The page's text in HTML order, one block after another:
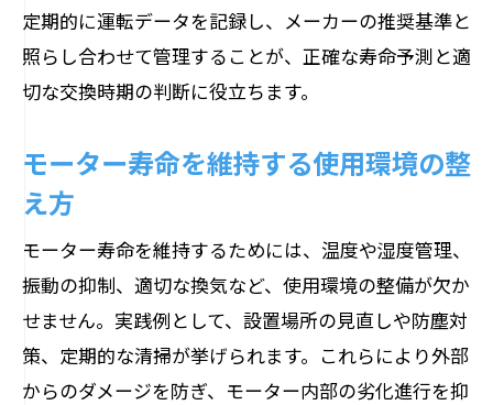
定期的に運転データを記録し、メーカーの推奨基準と
照らし合わせて管理することが、正確な寿命予測と適
切な交換時期の判断に役立ちます。
モーター寿命を維持する使用環境の整
え方
モーター寿命を維持するためには、温度や湿度管理、
振動の抑制、適切な換気など、使用環境の整備が欠か
せません。実践例として、設置場所の見直しや防塵対
策、定期的な清掃が挙げられます。これらにより外部
からのダメージを防ぎ、モーター内部の劣化進行を抑